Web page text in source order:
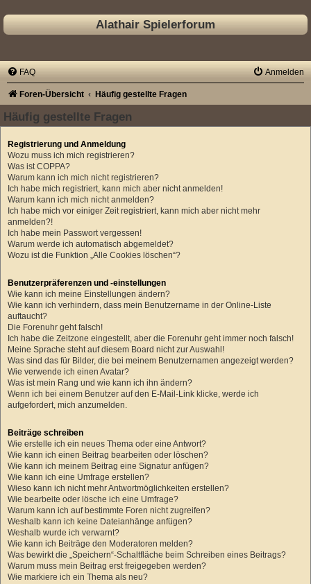
Alathair Spielerforum
FAQ Anmelden
Foren-Übersicht Häufig gestellte Fragen
Häufig gestellte Fragen
Registrierung und Anmeldung
Wozu muss ich mich registrieren?
Was ist COPPA?
Warum kann ich mich nicht registrieren?
Ich habe mich registriert, kann mich aber nicht anmelden!
Warum kann ich mich nicht anmelden?
Ich habe mich vor einiger Zeit registriert, kann mich aber nicht mehr
anmelden?!
Ich habe mein Passwort vergessen!
Warum werde ich automatisch abgemeldet?
Wozu ist die Funktion „Alle Cookies löschen“?
Benutzerpräferenzen und -einstellungen
Wie kann ich meine Einstellungen ändern?
Wie kann ich verhindern, dass mein Benutzername in der Online-Liste
auftaucht?
Die Forenuhr geht falsch!
Ich habe die Zeitzone eingestellt, aber die Forenuhr geht immer noch falsch!
Meine Sprache steht auf diesem Board nicht zur Auswahl!
Was sind das für Bilder, die bei meinem Benutzernamen angezeigt werden?
Wie verwende ich einen Avatar?
Was ist mein Rang und wie kann ich ihn ändern?
Wenn ich bei einem Benutzer auf den E-Mail-Link klicke, werde ich
aufgefordert, mich anzumelden.
Beiträge schreiben
Wie erstelle ich ein neues Thema oder eine Antwort?
Wie kann ich einen Beitrag bearbeiten oder löschen?
Wie kann ich meinem Beitrag eine Signatur anfügen?
Wie kann ich eine Umfrage erstellen?
Wieso kann ich nicht mehr Antwortmöglichkeiten erstellen?
Wie bearbeite oder lösche ich eine Umfrage?
Warum kann ich auf bestimmte Foren nicht zugreifen?
Weshalb kann ich keine Dateianhänge anfügen?
Weshalb wurde ich verwarnt?
Wie kann ich Beiträge den Moderatoren melden?
Was bewirkt die „Speichern“-Schaltfläche beim Schreiben eines Beitrags?
Warum muss mein Beitrag erst freigegeben werden?
Wie markiere ich ein Thema als neu?